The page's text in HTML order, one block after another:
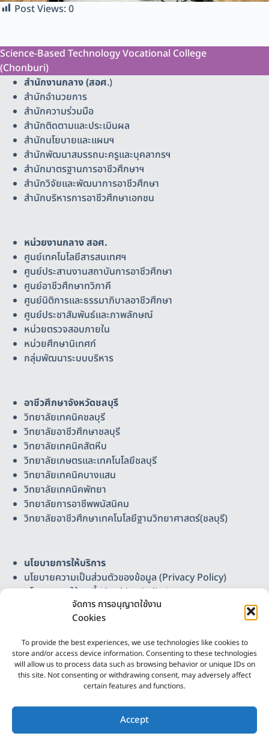
จัดการ การอนุญาตใช้งาน
Cookies
To provide the best experiences, we use technologies like cookies to
store and/or access device information. Consenting to these technologies
will allow us to process data such as browsing behavior or unique IDs on
this site. Not consenting or withdrawing consent, may adversely affect
certain features and functions.
Accept
Post Views:0
Science-Based Technology Vocational College
(Chonburi)
สำนักงานกลาง (สอศ.)
สำนักอำนวยการ
สำนักความร่วมมือ
สำนักติดตามและประเมินผล
สำนักนโยบายและแผนฯ
สำนักพัฒนาสมรรถนะครูและบุคลากรฯ
สำนักมาตรฐานการอาชีวศึกษาฯ
สำนักวิจัยและพัฒนาการอาชีวศึกษา
สำนักบริหารการอาชีวศึกษาเอกชน
หน่วยงานกลาง สอศ.
ศูนย์เทคโนโลยีสารสนเทศฯ
ศูนย์ประสานงานสถาบันการอาชีวศึกษา
ศูนย์อาชีวศึกษาทวิภาคี
ศูนย์นิติการและธรรมาภิบาลอาชีวศึกษา
ศูนย์ประชาสัมพันธ์และภาพลักษณ์
หน่วยตรวจสอบภายใน
หน่วยศึกษานิเทศก์
กลุ่มพัฒนาระบบบริหาร
อาชีวศึกษาจังหวัดชลบุรี
วิทยาลัยเทคนิคชลบุรี
วิทยาลัยอาชีวศึกษาชลบุรี
วิทยาลัยเทคนิคสัตหีบ
วิทยาลัยเกษตรและเทคโนโลยีชลบุรี
วิทยาลัยเทคนิคบางแสน
วิทยาลัยเทคนิคพัทยา
วิทยาลัยการอาชีพพนัสนิคม
วิทยาลัยอาชีวศึกษาเทคโนโลยีฐานวิทยาศาสตร์(ชลบุรี)
นโยบายการให้บริการ
นโยบายความเป็นส่วนตัวของข้อมูล (Privacy Policy)
นโยบายการใช้คุกกี้ (Cookies Policy)
แผนผังเว็บไซต์
วิทยาลัยอาชีวศึกษาเทคโนโลยีฐานวิทยาศาสตร์ (ชลบุรี)
Science-Based Technology Vocational College
(Chonburi)
เลขที่ 37 หมู่ 3 ต.บ้านเก่า อ.พานทอง จ.ชลบุรี 20160
โทรศัพท์ 086-4165307, 038-447241 โทรสาร 038-
447243 อีเมล chonburi.sbtvc@gmail.com
งานศูนย์ดิจิทัลและสื่อสาร ฯ